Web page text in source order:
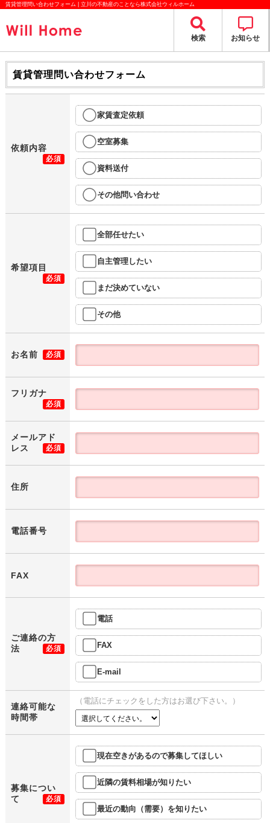
賃貸管理問い合わせフォーム | 立川の不動産のことなら株式会社ウィルホーム
検索 お知らせ
賃貸管理問い合わせフォーム
依頼内容
必須
家賃査定依頼
空室募集
資料送付
その他問い合わせ
希望項目
必須
全部任せたい
自主管理したい
まだ決めていない
その他
お名前 必須
フリガナ
必須
メールアド
レス
必須
住所
電話番号
FAX
ご連絡の方
法
必須
電話
FAX
E-mail
連絡可能な
時間帯
（電話にチェックをした方はお選び下さい。）
募集につい
て
必須
現在空きがあるので募集してほしい
近隣の賃料相場が知りたい
最近の動向（需要）を知りたい